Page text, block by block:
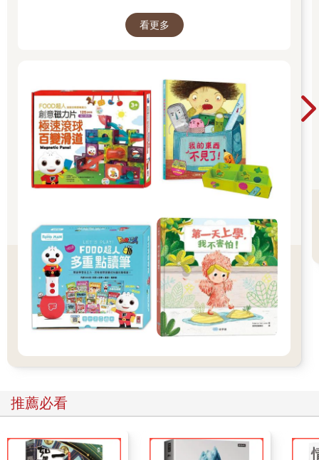
也許是熟悉的玩偶增加安全感 2.與孩子分開時請
孩子一起迎接成長的過程！真是太好了！ 🎉金石
堂開學季！爸媽好輕鬆教你一站購足！文具、書
包、書套參展品全面5折起！👉文具滿777送80
元電子禮券 👉全站商品滿1200回饋4%金幣
看更多
推薦必看